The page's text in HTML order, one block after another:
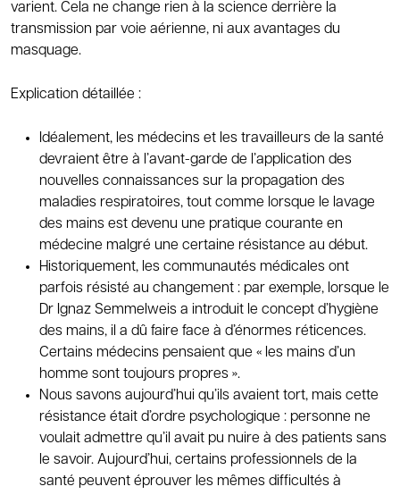
varient. Cela ne change rien à la science derrière la
transmission par voie aérienne, ni aux avantages du
masquage.
Explication détaillée :
Idéalement, les médecins et les travailleurs de la santé
devraient être à l’avant-garde de l’application des
nouvelles connaissances sur la propagation des
maladies respiratoires, tout comme lorsque le lavage
des mains est devenu une pratique courante en
médecine malgré une certaine résistance au début.
Historiquement, les communautés médicales ont
parfois résisté au changement : par exemple, lorsque le
Dr Ignaz Semmelweis a introduit le concept d’hygiène
des mains, il a dû faire face à d’énormes réticences.
Certains médecins pensaient que « les mains d’un
homme sont toujours propres ».
Nous savons aujourd’hui qu’ils avaient tort, mais cette
résistance était d’ordre psychologique : personne ne
voulait admettre qu’il avait pu nuire à des patients sans
le savoir. Aujourd’hui, certains professionnels de la
santé peuvent éprouver les mêmes difficultés à